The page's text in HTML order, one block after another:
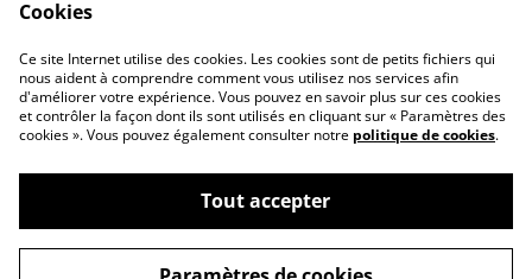
Politique de
confidentialité
Conditions
générales
Cookies
Me contacter
Retrouvez moi ICI
Cookies
Ce site Internet utilise des cookies. Les cookies sont de petits fichiers qui
nous aident à comprendre comment vous utilisez nos services afin
d'améliorer votre expérience. Vous pouvez en savoir plus sur ces cookies
et contrôler la façon dont ils sont utilisés en cliquant sur « Paramètres des
cookies ». Vous pouvez également consulter notre politique de cookies.
Tout accepter